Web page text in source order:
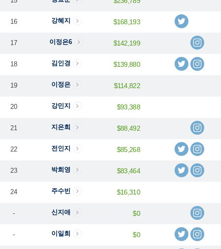
16 강혜지 $168,193
17 이정은6 $142,199
18 김인경 $139,880
19 이정은 $114,822
20 강민지 $93,388
21 지은희 $88,492
22 전인지 $85,268
23 박희영 $83,464
24 주수빈 $16,310
- 신지애 $0
- 이일희 $0